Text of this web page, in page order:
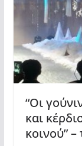
“Oι
και
κοινού”